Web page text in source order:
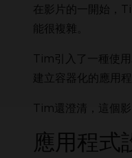
在影片的一開始，
能很複雜。
Tim引入了一種使
建立容器化的應用程
Tim還澄清，這個
應用程式